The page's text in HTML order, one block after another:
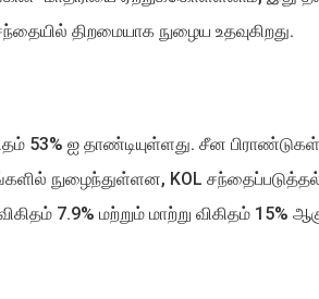
திறமையாக நுழைய உதவுகிறது.
53% ஐ தாண்டியுள்ளது. சீன
நுழைந்துள்ளன, KOL
7.9% மற்றும் மாற்று விகிதம் 15%